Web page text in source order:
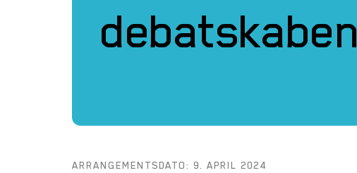
ARRANGEMENTSDATO: 9. APRIL 2024